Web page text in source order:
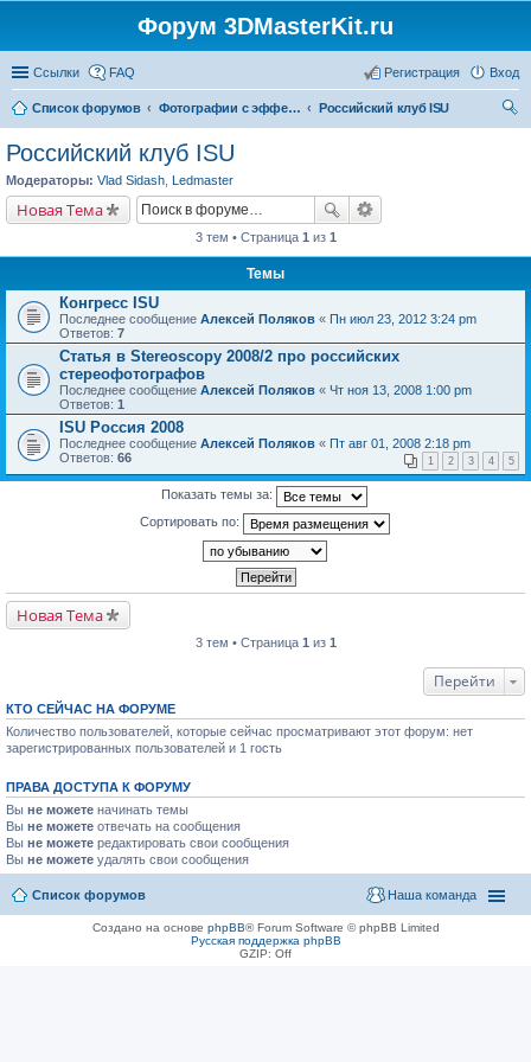
Форум 3DMasterKit.ru
Ссылки FAQ Вход
Регистрация
Список форумов Фотографии с эффектом стерео, варио, 3D, анимации, морфинга
Российский клуб ISU
Российский клуб ISU
Модераторы: Vlad Sidash Ledmaster
Новая Тема
3 тем • Страница 1 из 1
Темы
Конгресс ISU
Последнее сообщение Алексей Поляков « Пн июл 23, 2012 3:24 pm
Ответов: 7
Статья в Stereoscopy 2008/2 про российских
стереофотографов
Последнее сообщение Алексей Поляков « Чт ноя 13, 2008 1:00 pm
Ответов: 1
ISU Россия 2008
Последнее сообщение Алексей Поляков « Пт авг 01, 2008 2:18 pm
Ответов: 66 1 2 3 4 5
Показать темы за:
Сортировать по:
Новая Тема
3 тем • Страница 1 из 1
Перейти
КТО СЕЙЧАС НА ФОРУМЕ
Количество пользователей, которые сейчас просматривают этот форум: нет
зарегистрированных пользователей и 1 гость
ПРАВА ДОСТУПА К ФОРУМУ
Вы не можете начинать темы
Вы не можете отвечать на сообщения
Вы не можете редактировать свои сообщения
Вы не можете удалять свои сообщения
Список форумов Наша команда
Создано на основе phpBB® Forum Software © phpBB Limited
Русская поддержка phpBB
GZIP: Off